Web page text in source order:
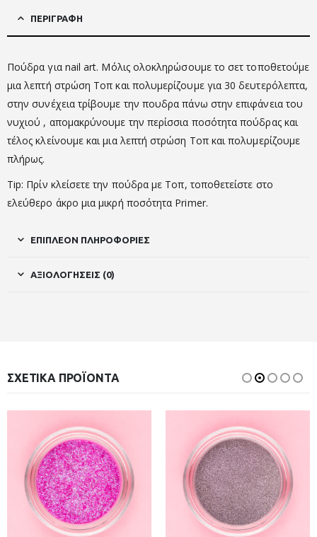
ΠΕΡΙΓΡΑΦΉ
Πούδρα για nail art. Μόλις ολοκληρώσουμε το σετ τοποθετούμε
μια λεπτή στρώση Τοπ και πολυμερίζουμε για 30 δευτερόλεπτα,
στην συνέχεια τρίβουμε την πουδρα πάνω στην επιφάνεια του
νυχιού , απομακρύνουμε την περίσσια ποσότητα πούδρας και
τέλος κλείνουμε και μια λεπτή στρώση Τοπ και πολυμερίζουμε
πλήρως.
Tip: Πρίν κλείσετε την πούδρα με Τοπ, τοποθετείστε στο
ελεύθερο άκρο μια μικρή ποσότητα Primer.
ΕΠΙΠΛΈΟΝ ΠΛΗΡΟΦΟΡΊΕΣ
ΑΞΙΟΛΟΓΉΣΕΙΣ (0)
ΣΧΕΤΙΚΆ ΠΡΟΪΌΝΤΑ